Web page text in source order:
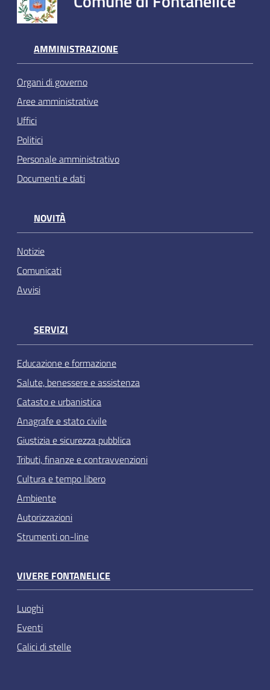
AMMINISTRAZIONE
Organi di governo
Aree amministrative
Uffici
Politici
Personale amministrativo
Documenti e dati
NOVITÀ
Notizie
Comunicati
Avvisi
SERVIZI
Educazione e formazione
Salute, benessere e assistenza
Catasto e urbanistica
Anagrafe e stato civile
Giustizia e sicurezza pubblica
Tributi, finanze e contravvenzioni
Cultura e tempo libero
Ambiente
Autorizzazioni
Strumenti on-line
VIVERE FONTANELICE
Luoghi
Eventi
Calici di stelle